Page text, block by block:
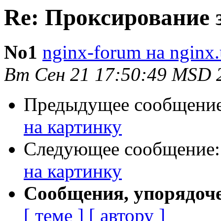
Re: Проксирование
No1 nginx-forum на
Вт Сен 21 17:50:49 MSD
Предыдущее
на картинку
Следующее
на картинку
Сообщения,
[ теме ] [ автору ]